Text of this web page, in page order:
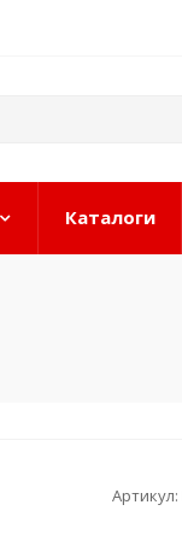
Каталоги
Артикул: